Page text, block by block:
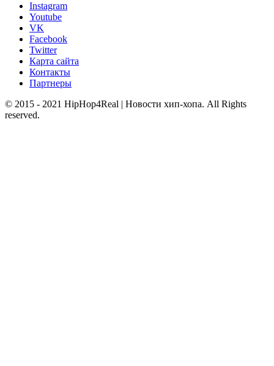
Instagram
Youtube
VK
Facebook
Twitter
Карта сайта
Контакты
Партнеры
© 2015 - 2021 HipHop4Real | Новости хип-хопа. All Rights
reserved.